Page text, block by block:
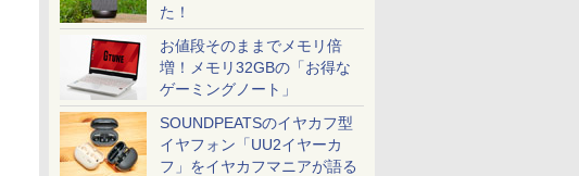
た！
お値段そのままでメモリ倍
増！メモリ32GBの「お得な
ゲーミングノート」
SOUNDPEATSのイヤカフ型
イヤフォン「UU2イヤーカ
フ」をイヤカフマニアが語る